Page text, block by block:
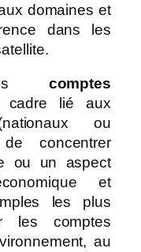
domaines et
dans les
les comptes
cadre lié aux
ou
concentrer
ou un aspect
et
les plus
les comptes
au